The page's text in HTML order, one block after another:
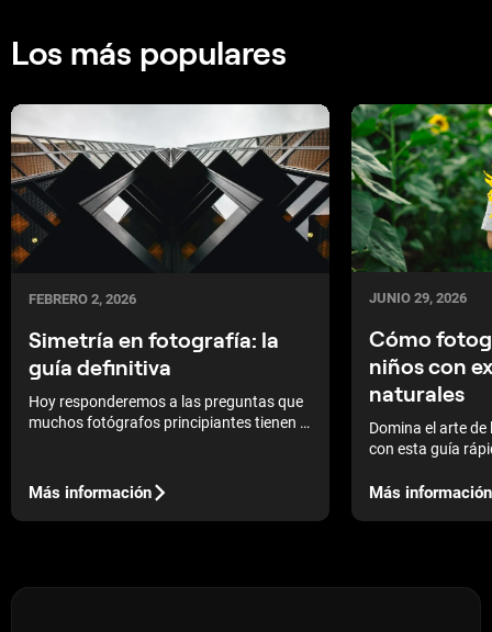
Los más populares
FEBRERO 2, 2026
Simetría en fotografía: la
guía definitiva
Hoy responderemos a las preguntas que
muchos fotógrafos principiantes tienen al
este artículo es para ti.
Más información
JUNIO 29, 2026
Cómo
niños con
naturales
Domina el arte
con esta guía
naturales.
Más información